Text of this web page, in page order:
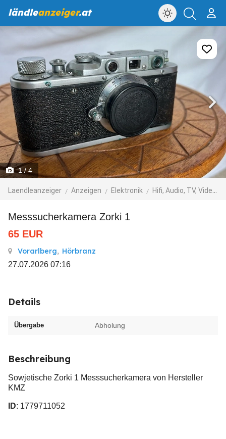
ländleanzeiger.at
1/ 4
Laendleanzeiger Anzeigen Elektronik Hifi, Audio, TV, Video, Foto
Messsucherkamera Zorki 1
65 EUR
Vorarlberg, Hörbranz
27.07.2026 07:16
Details
Übergabe Abholung
Beschreibung
Sowjetische Zorki 1 Messsucherkamera von Hersteller
KMZ
ID: 1779711052